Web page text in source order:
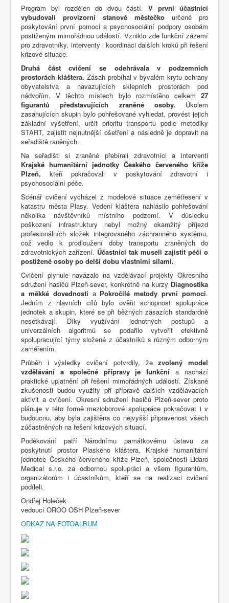
Program byl rozdělen do dvou částí.V první účastníci
vybudovali provizorní stanové městečko určené pro
poskytování první pomoci a psychosociální podpory osobám
postiženým mimořádnou událostí. Vzniklo zde funkční zázemí
pro zdravotníky, interventy i koordinaci dalších kroků při řešení
krizové situace.
Druhá část cvičení se odehrávala v podzemních
prostorách kláštera. Zásah probíhal v bývalém krytu ochrany
obyvatelstva a navazujících sklepních prostorách pod
nádvořím. V těchto místech bylo rozmístěno celkem 27
figurantů představujících zraněné osoby. Úkolem
zasahujících skupin bylo pohřešované vyhledat, provést jejich
základní vyšetření, určit prioritu transportu podle metodiky
START, zajistit nejnutnější ošetření a následně je dopravit na
seřadiště raněných.
Na seřadišti si zraněné přebírali zdravotníci a interventi
Krajské humanitární jednotky Českého červeného kříže
Plzeň, kteří pokračovali v poskytování zdravotní i
psychosociální péče.
Scénář cvičení vycházel z modelové situace zemětřesení v
katastru města Plasy. Vedení kláštera nahlásilo pohřešování
několika návštěvníků místního podzemí. V důsledku
poškození infrastruktury nebyl možný okamžitý příjezd
profesionálních složek integrovaného záchranného systému,
což vedlo k prodloužení doby transportu zraněných do
zdravotnických zařízení. Účastníci tak museli zajistit péči o
postižené osoby po delší dobu vlastními silami.
Cvičení plynule navázalo na vzdělávací projekty Okresního
sdružení hasičů Plzeň-sever, konkrétně na kurzy Diagnostika
a měkké dovednosti a Pokročilé metody první pomoci.
Jedním z hlavních cílů bylo ověřit schopnost spolupráce
jednotek a skupin, které se při běžných zásazích standardně
nesetkávají. Díky využívání jednotných postupů a
univerzálních algoritmů se podařilo vytvořit efektivně
spolupracující týmy složené z účastníků s různým odborným
zaměřením.
Průběh i výsledky cvičení potvrdily, žezvolený model
vzdělávání a společné přípravy je funkční a nachází
praktické uplatnění při řešení mimořádných událostí. Získané
zkušenosti budou využity při přípravě dalších vzdělávacích
aktivit a cvičení. Okresní sdružení hasičů Plzeň-sever proto
plánuje v této formě mezioborové spolupráce pokračovat i v
budoucnu, aby byla zajištěna co nejvyšší připravenost všech
zúčastněných na řešení krizových situací.
Poděkování patří Národnímu památkovému ústavu za
poskytnutí prostor Plaského kláštera, Krajské humanitární
jednotce Českého červeného kříže Plzeň, společnosti Lidaro
Medical s.r.o. za odbornou spolupráci a všem figurantům,
organizátorům i účastníkům, kteří se na realizaci cvičení
podíleli.
Ondřej Holeček
vedoucí OROO OSH Plzeň-sever
ODKAZ NA FOTOALBUM